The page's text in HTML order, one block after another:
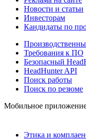
Новости и статьи
Инвесторам
Кандидаты по
Требования к ПО
Безопасный
HeadHunter API
Поиск работы
Поиск по резюме
Мобильное
Этика и